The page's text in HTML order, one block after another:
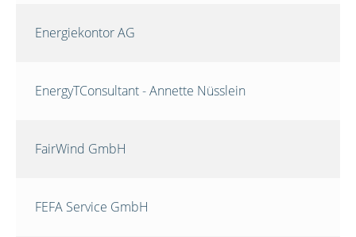
Energiekontor AG
EnergyTConsultant - Annette Nüsslein
FairWind GmbH
FEFA Service GmbH